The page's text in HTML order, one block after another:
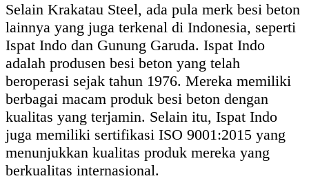
Selain Krakatau Steel, ada pula merk besi beton
lainnya yang juga terkenal di Indonesia, seperti
Ispat Indo dan Gunung Garuda. Ispat Indo
adalah produsen besi beton yang telah
beroperasi sejak tahun 1976. Mereka memiliki
berbagai macam produk besi beton dengan
kualitas yang terjamin. Selain itu, Ispat Indo
juga memiliki sertifikasi ISO 9001:2015 yang
menunjukkan kualitas produk mereka yang
berkualitas internasional.